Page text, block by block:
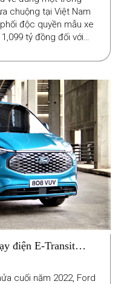
chuộng tại Việt Nam
độc quyền mẫu xe
tỷ đồng đối với
vì mức giá cao vượt
điện E-Transit
cuối năm 2022, Ford